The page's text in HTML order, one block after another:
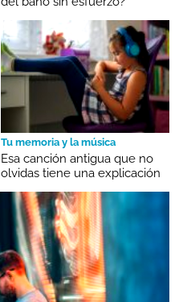
Tu memoria y la música
Esa canción antigua que no
olvidas tiene una explicación